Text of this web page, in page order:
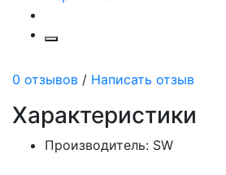
0 отзывов / Написать отзыв
Характеристики
Производитель: SW